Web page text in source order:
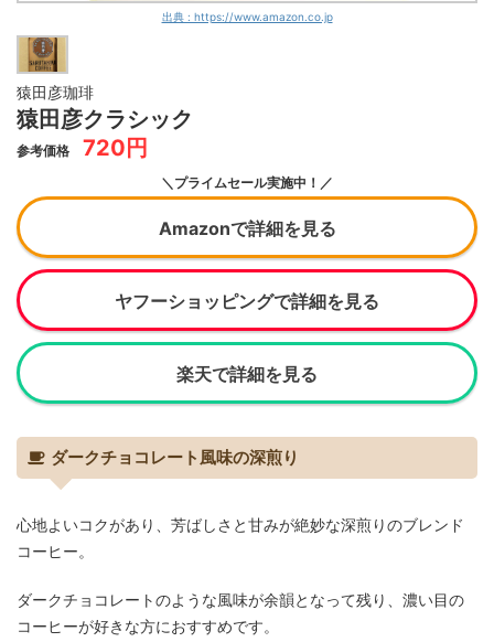
出典 : https://www.amazon.co.jp
猿田彦珈琲
猿田彦クラシック
参考価格 720円
＼プライムセール実施中！／
Amazonで詳細を見る
ヤフーショッピングで詳細を見る
楽天で詳細を見る
ダークチョコレート風味の深煎り
心地よいコクがあり、芳ばしさと甘みが絶妙な深煎りのブレンド
コーヒー。
ダークチョコレートのような風味が余韻となって残り、濃い目の
コーヒーが好きな方におすすめです。